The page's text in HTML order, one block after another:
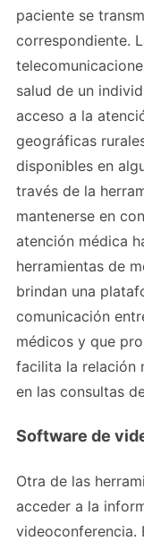
paciente se
correspondiente.
salud de un
acceso a la
geográficas
disponibles en
través de la
mantenerse en
atención médica
herramientas de
brindan una
comunicación
médicos y que
facilita la relación
en las consultas
Software de
Otra de las
acceder a la
videoconferencia.